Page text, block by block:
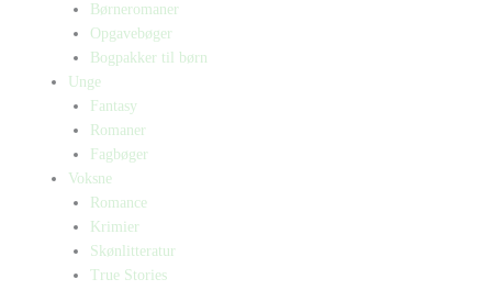
Børneromaner
Opgavebøger
Bogpakker til børn
Unge
Fantasy
Romaner
Fagbøger
Voksne
Romance
Krimier
Skønlitteratur
True Stories